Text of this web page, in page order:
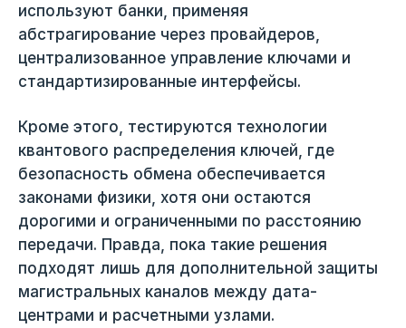
используют банки, применяя
абстрагирование через провайдеров,
централизованное управление ключами и
стандартизированные интерфейсы.
Кроме этого, тестируются технологии
квантового распределения ключей, где
безопасность обмена обеспечивается
законами физики, хотя они остаются
дорогими и ограниченными по расстоянию
передачи. Правда, пока такие решения
подходят лишь для дополнительной защиты
магистральных каналов между дата-
центрами и расчетными узлами.